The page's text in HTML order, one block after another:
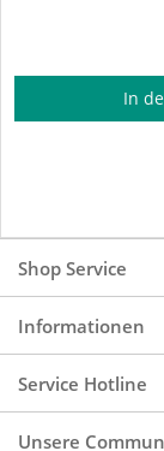
In
Shop Service
Informationen
Service Hotline
Unsere